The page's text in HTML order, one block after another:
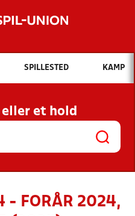
Hvad vil du søge efter?
OG NYHEDER
KLUBBER OG
SPILLESTED KAMP
eller et hold
- FORÅR 2024,